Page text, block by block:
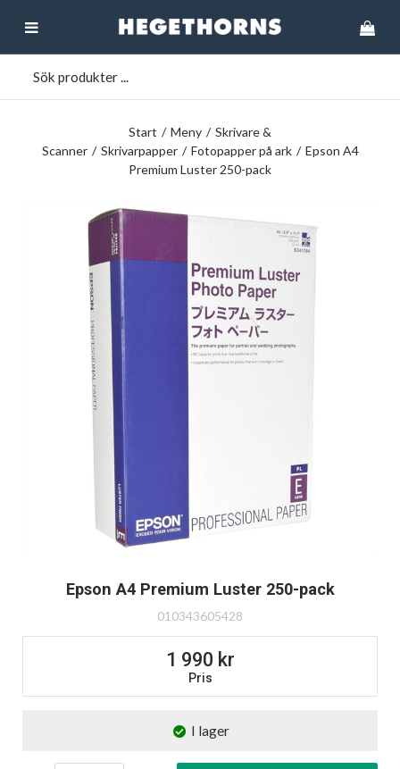
Start / Meny / Skrivare &
Scanner / Skrivarpapper / Fotopapper på ark / Epson A4
Premium Luster 250-pack
Epson A4 Premium Luster 250-pack
010343605428
Pris
1 990
I lager